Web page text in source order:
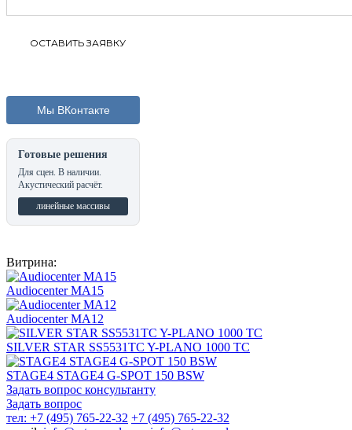
Мы ВКонтакте
Готовые решения
Для сцен. В наличии.
Акустический расчёт.
линейные массивы
Витрина:
Audiocenter MA15
Audiocenter MA12
SILVER STAR SS5531TC Y-PLANO 1000 TC
STAGE4 STAGE4 G-SPOT 150 BSW
Задать вопрос консультанту
Задать вопрос
тел: +7 (495) 765-22-32 +7 (495) 765-22-32